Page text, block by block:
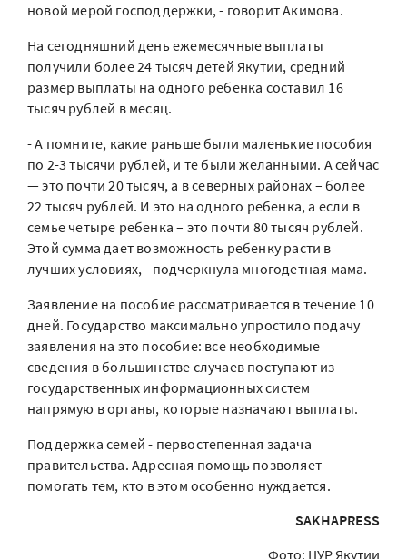
новой мерой господдержки, - говорит Акимова.
На сегодняшний день ежемесячные выплаты
получили более 24 тысяч детей Якутии, средний
размер выплаты на одного ребенка составил 16
тысяч рублей в месяц.
- А помните, какие раньше были маленькие пособия
по 2-3 тысячи рублей, и те были желанными. А сейчас
— это почти 20 тысяч, а в северных районах – более
22 тысяч рублей. И это на одного ребенка, а если в
семье четыре ребенка – это почти 80 тысяч рублей.
Этой сумма дает возможность ребенку расти в
лучших условиях, - подчеркнула многодетная мама.
Заявление на пособие рассматривается в течение 10
дней. Государство максимально упростило подачу
заявления на это пособие: все необходимые
сведения в большинстве случаев поступают из
государственных информационных систем
напрямую в органы, которые назначают выплаты.
Поддержка семей - первостепенная задача
правительства. Адресная помощь позволяет
помогать тем, кто в этом особенно нуждается.
SAKHAPRESS
Фото: ЦУР Якутии